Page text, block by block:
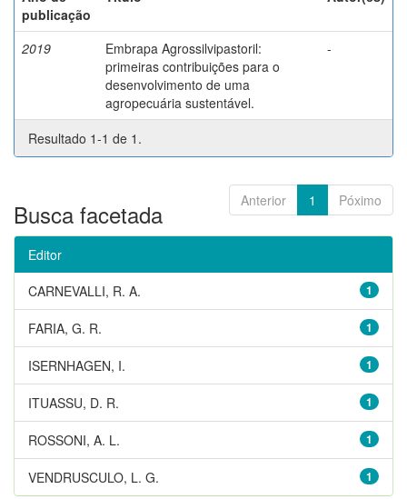
publicação
2019
Embrapa Agrossilvipastoril:
primeiras contribuições para o
desenvolvimento de uma
agropecuária sustentável.
-
Resultado 1-1 de 1.
Anterior 1 Póximo
Busca facetada
Editor
1
CARNEVALLI, R. A.
1
FARIA, G. R.
1
ISERNHAGEN, I.
1
ITUASSU, D. R.
1
ROSSONI, A. L.
1
VENDRUSCULO, L. G.